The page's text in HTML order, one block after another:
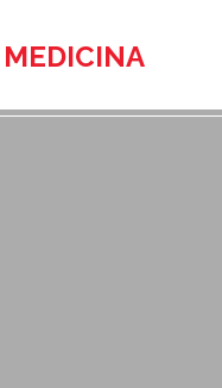
MEDICINA